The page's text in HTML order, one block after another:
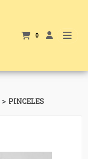
0
> PINCELES